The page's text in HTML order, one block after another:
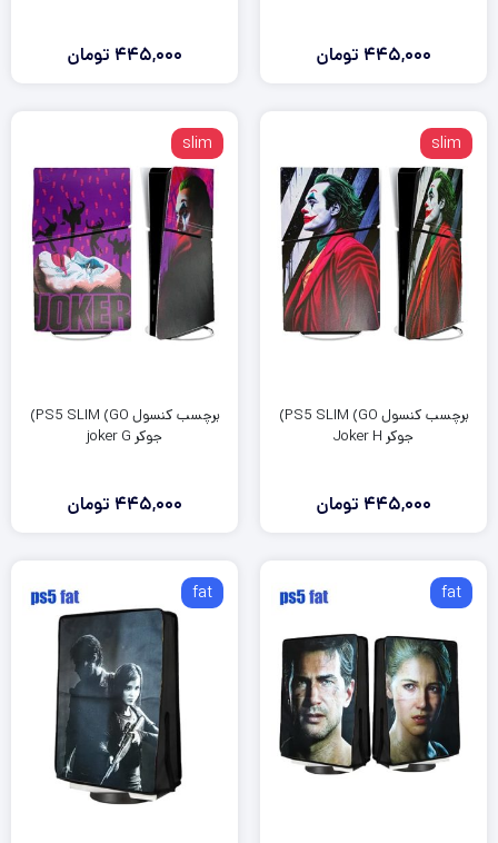
445,000 تومان 445,000 تومان
slim
برچسب کنسول PS5 SLIM (GO)
جوکر Joker H
445,000 تومان
slim
برچسب کنسول PS5 SLIM (GO)
جوکر joker G
445,000 تومان
fat
fat